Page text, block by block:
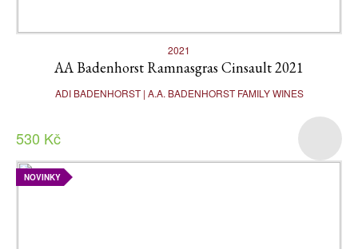
2021
AA Badenhorst Ramnasgras Cinsault 2021
ADI BADENHORST | A.A. BADENHORST FAMILY WINES
530 Kč
NOVINKY